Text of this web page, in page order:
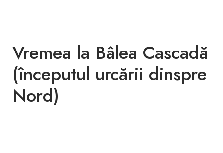
Vremea la Bâlea Cascadă
(începutul urcării dinspre
Nord)